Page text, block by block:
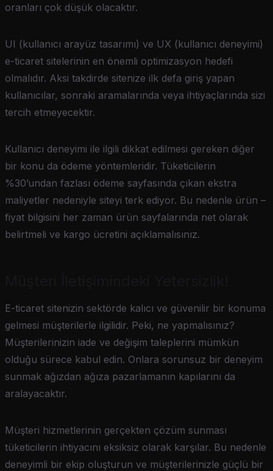
oranları çok düşük olacaktır.
UI (kullanıcı arayüz tasarımı) ve UX (kullanıcı deneyimi)
e-ticaret sitelerinin en önemli optimizasyon hedefi
olmalıdır. Aksi takdirde sitenize ilk defa giriş yapan
kullanıcılar, sonraki aramalarında veya ihtiyaçlarında sizi
tercih etmeyecektir.
Kullanıcı deneyimi ile ilgili dikkat edilmesi gereken diğer
bir konu da ödeme yöntemleridir. Tüketicilerin
%30’undan fazlası ödeme sayfasında çıkan ekstra
maliyetler nedeniyle siteyi terk ediyor. Bu nedenle ürün –
fiyat bilgisini her zaman ürün sayfalarında net olarak
belirtmeli ve kargo ücretini açıklamalısınız.
E-ticaret sitenizin sektörde kalıcı ve güvenilir bir konuma
gelmesi müşterilerle ilgilidir. Peki, ne yapmalısınız?
Müşterilerinizin iade ve değişim taleplerini mümkün
olduğu sürece kabul edin. Onlara sorunsuz bir deneyim
sunmak ağızdan ağıza pazarlamanın kapılarını da
aralayacaktır.
Müşteri hizmetlerinin gerçekten çözüm sunması
tüketicilerin ihtiyacını eksiksiz olarak karşılar. Bu nedenle
deneyimli bir ekip oluşturun ve müşterilerinizle güçlü bir